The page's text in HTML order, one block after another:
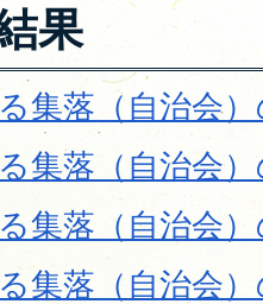
果
集落（自治会
集落（自治会
集落（自治会
集落（自治会